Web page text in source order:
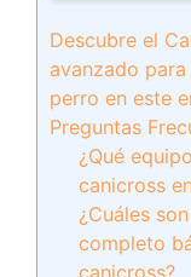
Descubre el
avanzado
perro en este
Preguntas
¿Qué
canicross
¿Cuáles
completo
canicross?